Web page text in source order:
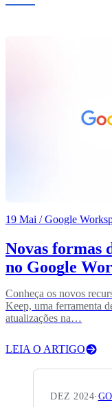
19 Mai / Google
Novas formas
no Google
Conheça os novos
Keep, uma ferramenta
atualizações na…
LEIA O ARTIGO
DEZ 2024·